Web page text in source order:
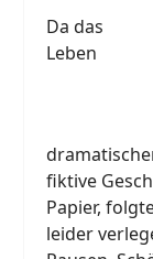
Da das
Leben
fiktive
Papier,
leider